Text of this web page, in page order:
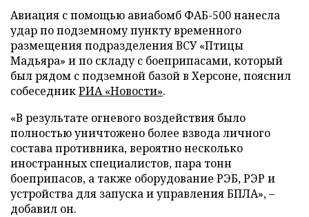
Авиация с помощью авиабомб ФАБ-500 нанесла
удар по подземному пункту временного
размещения подразделения ВСУ «Птицы
Мадьяра» и по складу с боеприпасами, который
был рядом с подземной базой в Херсоне, пояснил
собеседникРИА «Новости».
«В результате огневого воздействия было
полностью уничтожено более взвода личного
состава противника, вероятно несколько
иностранных специалистов, пара тонн
боеприпасов, а также оборудование РЭБ, РЭР и
устройства для запуска и управления БПЛА», –
добавил он.